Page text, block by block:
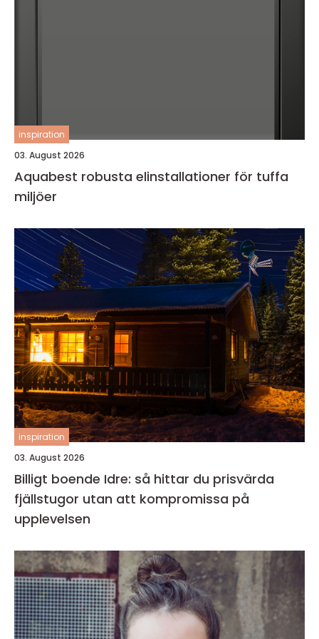
inspiration
03. August 2026
Aquabest robusta elinstallationer för tuffa
miljöer
inspiration
03. August 2026
Billigt boende Idre: så hittar du prisvärda
fjällstugor utan att kompromissa på
upplevelsen